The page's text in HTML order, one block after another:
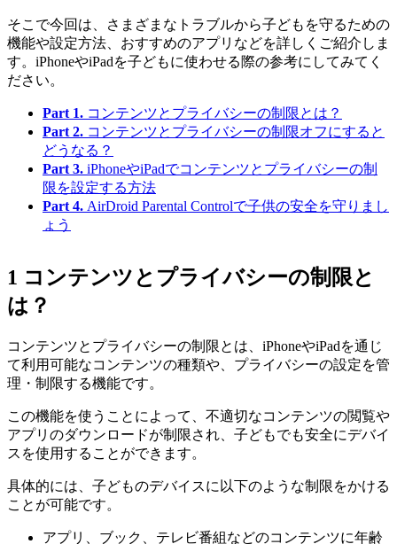
そこで今回は、さまざまなトラブルから子どもを守るための
機能や設定方法、おすすめのアプリなどを詳しくご紹介しま
す。iPhoneやiPadを子どもに使わせる際の参考にしてみてく
ださい。
Part 1. コンテンツとプライバシーの制限とは？
Part 2. コンテンツとプライバシーの制限オフにすると
どうなる？
Part 3. iPhoneやiPadでコンテンツとプライバシーの制
限を設定する方法
Part 4. AirDroid Parental Controlで子供の安全を守りまし
ょう
1 コンテンツとプライバシーの制限と
は？
コンテンツとプライバシーの制限とは、iPhoneやiPadを通じ
て利用可能なコンテンツの種類や、プライバシーの設定を管
理・制限する機能です。
この機能を使うことによって、不適切なコンテンツの閲覧や
アプリのダウンロードが制限され、子どもでも安全にデバイ
スを使用することができます。
具体的には、子どものデバイスに以下のような制限をかける
ことが可能です。
アプリ、ブック、テレビ番組などのコンテンツに年齢